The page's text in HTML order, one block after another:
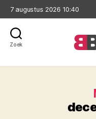
7 augustus 2026 10:40
Zoek